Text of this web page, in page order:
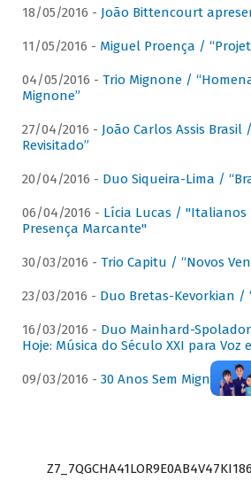
18/05/2016 - João Bittencourt
11/05/2016 - Miguel Proença /
04/05/2016 - Trio Mignone /
Mignone”
27/04/2016 - João Carlos Assis Brasil
Revisitado”
20/04/2016 - Duo Siqueira-Lima /
06/04/2016 - Lícia Lucas / "Italianos
Presença Marcante"
30/03/2016 - Trio Capitu / “Novos
23/03/2016 - Duo Bretas-Kevorkian /
16/03/2016 - Duo Mainhard-
Hoje: Música do Século XXI para Voz
09/03/2016 - 30 Anos Sem Mignone